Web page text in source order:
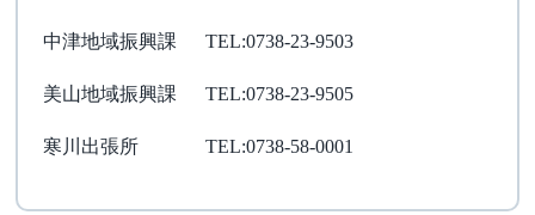
中津地域振興課 TEL:0738-23-9503
美山地域振興課 TEL:0738-23-9505
寒川出張所 TEL:0738-58-0001